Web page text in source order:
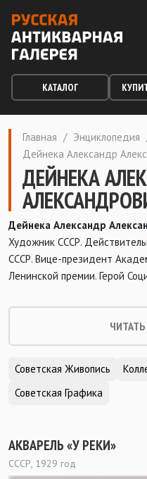
КАТАЛОГ
Главная / Энциклопедия
Дейнека Александр
ДЕЙНЕКА
Дейнека Александр
Художник СССР.
СССР. Вице-президент
Ленинской премии. Герой
Советская Живопись
Советская Графика
АКВАРЕЛЬ «У РЕКИ»
СССР, 1929 год